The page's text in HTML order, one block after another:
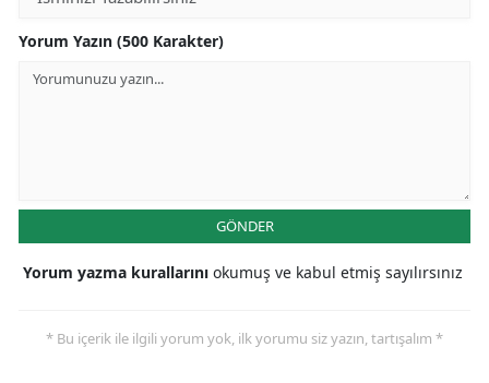
Yorum Yazın (500 Karakter)
GÖNDER
Yorum yazma kurallarını okumuş ve kabul etmiş sayılırsınız
* Bu içerik ile ilgili yorum yok, ilk yorumu siz yazın, tartışalım *